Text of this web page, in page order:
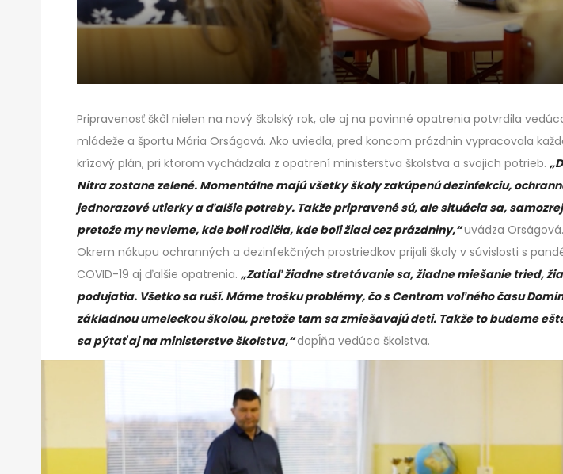
Pripravenosť škôl nielen na nový školský rok, ale aj na povinné opatrenia potvrdila
mládeže a športu Mária Orságová. Ako uviedla, pred koncom prázdnin vypracovala
krízový plán, pri ktorom vychádzala z opatrení ministerstva školstva a svojich potrieb.
Nitra zostane zelené. Momentálne majú všetky školy zakúpenú dezinfekciu,
jednorazové utierky a ďalšie potreby. Takže pripravené sú, ale situácia sa,
pretože my nevieme, kde boli rodičia, kde boli žiaci cez prázdniny,“uvádza Orságová.
Okrem nákupu ochranných a dezinfekčných prostriedkov prijali školy v súvislosti s
COVID-19 aj ďalšie opatrenia. „Zatiaľ žiadne stretávanie sa, žiadne miešanie tried,
podujatia. Všetko sa ruší. Máme trošku problémy, čo s Centrom voľného času
základnou umeleckou školou, pretože tam sa zmiešavajú deti. Takže to budeme
sa pýtať aj na ministerstve školstva,“dopĺňa vedúca školstva.